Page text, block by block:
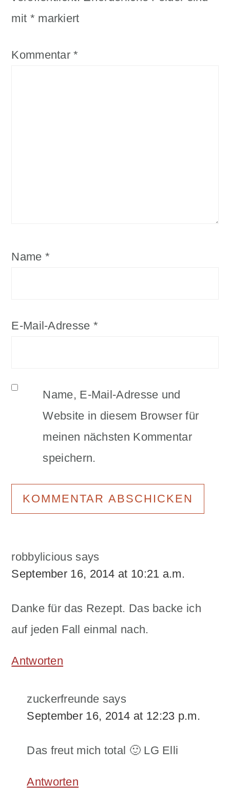
mit * markiert
Kommentar*
Name *
E-Mail-Adresse *
Name, E-Mail-Adresse und
Website in diesem Browser für
meinen nächsten Kommentar
speichern.
robbylicious says
September 16, 2014 at 10:21 a.m.
Danke für das Rezept. Das backe ich
auf jeden Fall einmal nach.
Antworten
zuckerfreunde says
September 16, 2014 at 12:23 p.m.
Das freut mich total 🙂 LG Elli
Antworten